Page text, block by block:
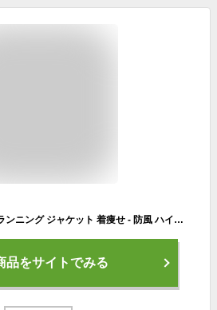
[CHAMWEY] レディース ランニング ジャケット 着痩せ - 防風 ハイネック 指穴付き 長袖 フード付き アウトドア スポーツ ウェア
品をサイトでみる